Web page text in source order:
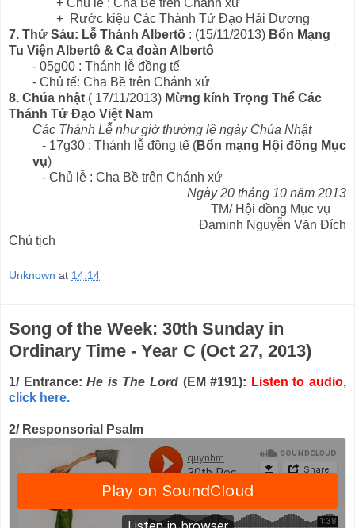
+ Chủ lễ : Cha Bề trên Chánh xứ
+ Rước kiệu Các Thánh Tử Đạo Hải Dương
7. Thứ Sáu: Lễ Thánh Albertô : (15/11/2013) Bổn Mạng
Tu Viện Albertô & Ca đoàn Albertô
- 05g00 : Thánh lễ đồng tế
- Chủ tế: Cha Bề trên Chánh xứ
8. Chúa nhật ( 17/11/2013) Mừng kính Trọng Thể Các
Thánh Tử Đạo Việt Nam
Các Thánh Lễ như giờ thường lệ ngày Chúa Nhật
- 17g30 : Thánh lễ đồng tế (Bổn mạng Hội đồng Mục
vụ)
- Chủ lễ : Cha Bề trên Chánh xứ
Ngày 20 tháng 10 năm 2013
TM/ Hội đồng Mục vụ
Đaminh Nguyễn Văn Đích
Chủ tịch
Unknown at 14:14
Song of the Week: 30th Sunday in
Ordinary Time - Year C (Oct 27, 2013)
1/ Entrance:He is The Lord (EM #191): Listen to audio,
click here.
2/ Responsorial Psalm